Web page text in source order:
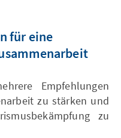
für eine
Empfehlungen
zu stärken und
zu